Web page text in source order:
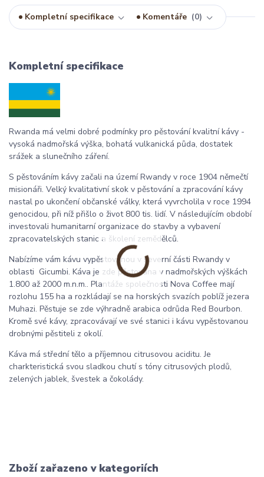
Kompletní specifikace Komentáře 0
Kompletní specifikace
Rwanda má velmi dobré podmínky pro pěstování kvalitní kávy -
vysoká nadmořská výška, bohatá vulkanická půda, dostatek
srážek a slunečního záření.
S pěstováním kávy začali na území Rwandy v roce 1904 němečtí
misionáři. Velký kvalitativní skok v pěstování a zpracování kávy
nastal po ukončení občanské války, která vyvrcholila v roce 1994
genocidou, při níž přišlo o život 800 tis. lidí. V následujícím období
investovali humanitarní organizace do stavby a vybavení
zpracovatelských stanic a školení zemědělců.
Nabízíme vám kávu vypěstovanou v severní části Rwandy v
oblasti Gicumbi. Káva je zde pěstována v nadmořských výškách
1.800 až 2000 m.n.m.. Plantáže společnosti Nova Coffee mají
rozlohu 155 ha a rozkládají se na horských svazích poblíž jezera
Muhazi. Pěstuje se zde výhradně arabica odrůda Red Bourbon.
Kromě své kávy, zpracovávají ve své stanici i kávu vypěstovanou
drobnými pěstiteli z okolí.
Káva má střední tělo a příjemnou citrusovou aciditu. Je
charkteristická svou sladkou chutí s tóny citrusových plodů,
zelených jablek, švestek a čokolády.
Zboží zařazeno v kategoriích